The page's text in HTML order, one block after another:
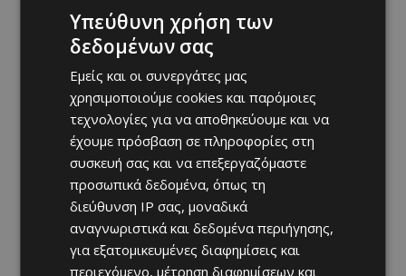
Υπεύθυνη χρήση των
δεδομένων σας
Εμείς και οι συνεργάτες μας
χρησιμοποιούμε cookies και παρόμοιες
τεχνολογίες για να αποθηκεύουμε και να
έχουμε πρόσβαση σε πληροφορίες στη
συσκευή σας και να επεξεργαζόμαστε
προσωπικά δεδομένα, όπως τη
διεύθυνση IP σας, μοναδικά
αναγνωριστικά και δεδομένα περιήγησης,
για εξατομικευμένες διαφημίσεις και
περιεχόμενο, μέτρηση διαφημίσεων και